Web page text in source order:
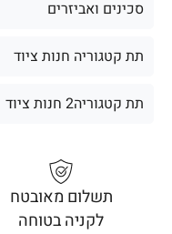
סכינים ואביזרים
תת קטגוריה חנות ציוד
תת קטגוריה2 חנות ציוד
תשלום מאובטח
לקניה בטוחה